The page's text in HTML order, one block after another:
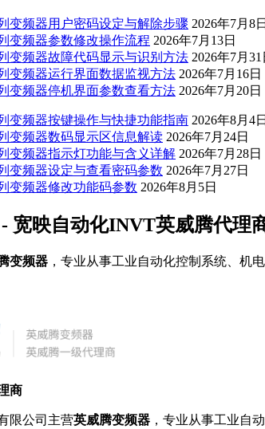
变频器用户密码设定与解除步骤 2026年7月8日
变频器参数修改操作流程 2026年7月13日
变频器故障代码显示与识别方法 2026年7月31
变频器运行界面数据监视方法 2026年7月16日
变频器停机界面参数查看方法 2026年7月20日
变频器按键操作与快捷功能指南 2026年8月4日
变频器数码显示区信息解读 2026年7月24日
变频器指示灯功能与含义详解 2026年7月28日
变频器设定与查看密码参数 2026年7月27日
变频器修改功能码参数 2026年8月5日
宽映自动化INVT英威腾代理
变频器 ，专业从事工业自动化控制系统、机
商
限公司主营英威腾变频器 ，专业从事工业自